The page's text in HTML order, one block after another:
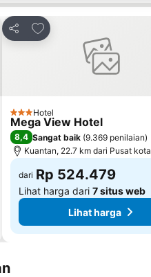
Bagikan
Tambahkan ke favorit
3 Bintang
Hotel
Mega View Hotel
8,4 Sangat baik (9.369 penilaian)
Kuantan, 22.7 km dari Pusat kota
dari Rp 524.479
Lihat harga dari 7 situs web
Lihat harga